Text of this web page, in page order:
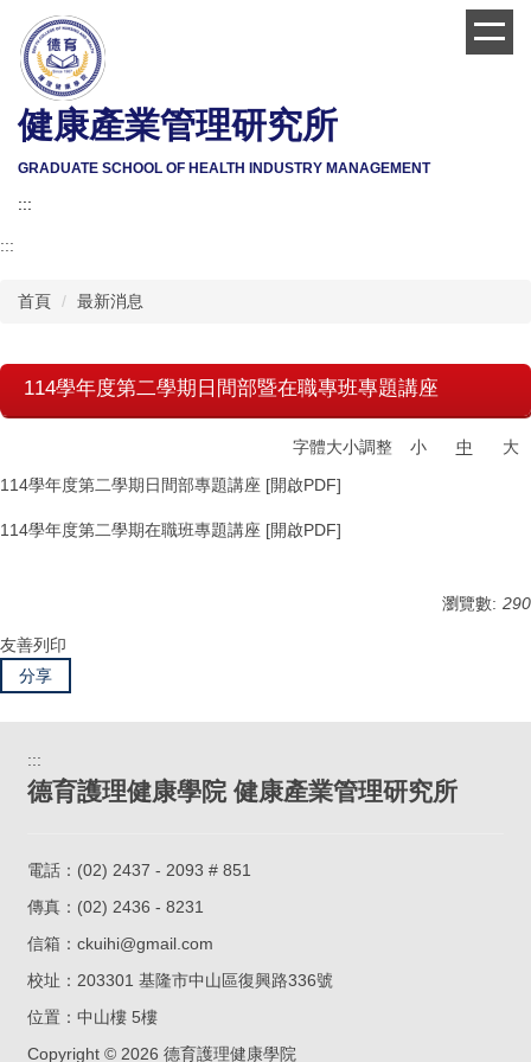
到
主
內
容
區
健康產業管理研究所
GRADUATE SCHOOL OF HEALTH INDUSTRY MANAGEMENT
:::
:::
首頁 最新消息
114學年度第二學期日間部暨在職專班專題講座
字體大小調整 小 中
大
114學年度第二學期日間部專題講座 [開啟PDF]
114學年度第二學期在職班專題講座 [開啟PDF]
瀏覽數: 290
友善列印
分享
:::
德育護理健康學院 健康產業管理研究所
電話： (02) 2437 - 2093 # 851
傳真：(02) 2436 - 8231
信箱： ckuihi@gmail.com
校址： 203301 基隆市中山區復興路336號
位置： 中山樓 5樓
Copyright © 2026 德育護理健康學院